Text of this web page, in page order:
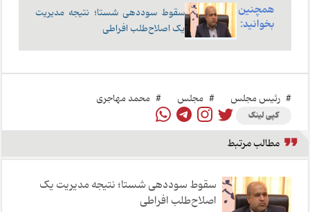
همچنین
بخوانید:
سقوط سوددهی شستا؛ نتیجه مدیر‌یت
یک اصلاح‌طلب افراطی
# رئیس مجلس # مجلس # محمد مهاجری
کپی لینک
مطالب مرتبط
سقوط سوددهی شستا؛ نتیجه مدیر‌یت یک
اصلاح‌طلب افراطی